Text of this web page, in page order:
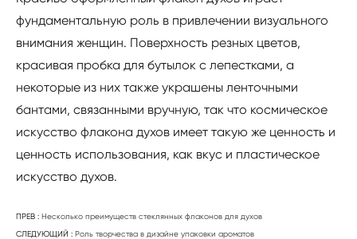
фундаментальную роль в привлечении визуального
внимания женщин. Поверхность резных цветов,
красивая пробка для бутылок с лепестками, а
некоторые из них также украшены ленточными
бантами, связанными вручную, так что космическое
искусство флакона духов имеет такую же ценность и
ценность использования, как вкус и пластическое
искусство духов.
ПРЕВ : Несколько преимуществ стеклянных флаконов для духов
СЛЕДУЮЩИЙ : Роль творчества в дизайне упаковки ароматов